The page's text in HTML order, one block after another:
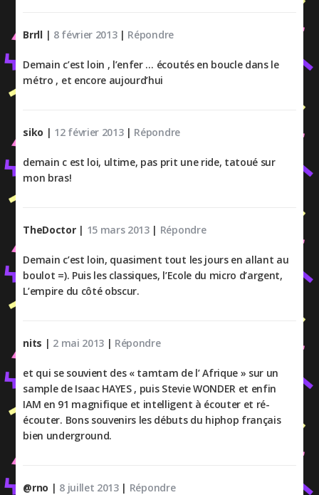
Brrll | 8 février 2013| Répondre
Demain c’est loin , l’enfer … écoutés en boucle dans le
métro , et encore aujourd’hui
siko | 12 février 2013| Répondre
demain c est loi, ultime, pas prit une ride, tatoué sur
mon bras!
TheDoctor | 15 mars 2013| Répondre
Demain c’est loin, quasiment tout les jours en allant au
boulot =). Puis les classiques, l’Ecole du micro d’argent,
L’empire du côté obscur.
nits | 2 mai 2013 | Répondre
et qui se souvient des « tamtam de l’ Afrique » sur un
sample de Isaac HAYES , puis Stevie WONDER et enfin
IAM en 91 magnifique et intelligent à écouter et ré-
écouter. Bons souvenirs les débuts du hiphop français
bien underground.
@rno | 8 juillet 2013| Répondre